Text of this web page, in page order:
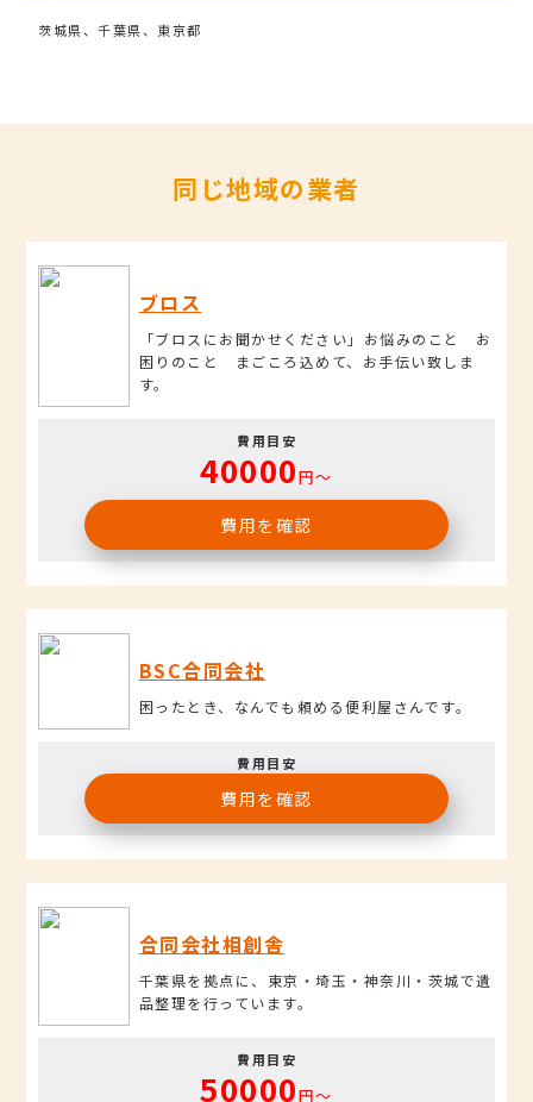
茨城県、千葉県、東京都
同じ地域の業者
ブロス
「ブロスにお聞かせください」お悩みのこと お
困りのこと まごころ込めて、お手伝い致しま
す。
費用目安
40000円〜
費用を確認
BSC合同会社
困ったとき、なんでも頼める便利屋さんです。
費用目安
費用を確認
合同会社相創舎
千葉県を拠点に、東京・埼玉・神奈川・茨城で遺
品整理を行っています。
費用目安
50000円〜